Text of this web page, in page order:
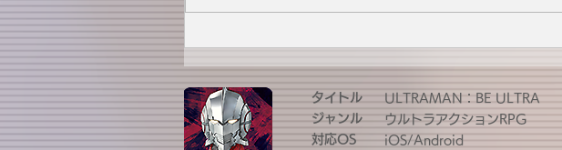
タイトル
ジャンル
対応OS
ULTRAMAN：BE ULTRA
ウルトラアクションRPG
iOS/Android